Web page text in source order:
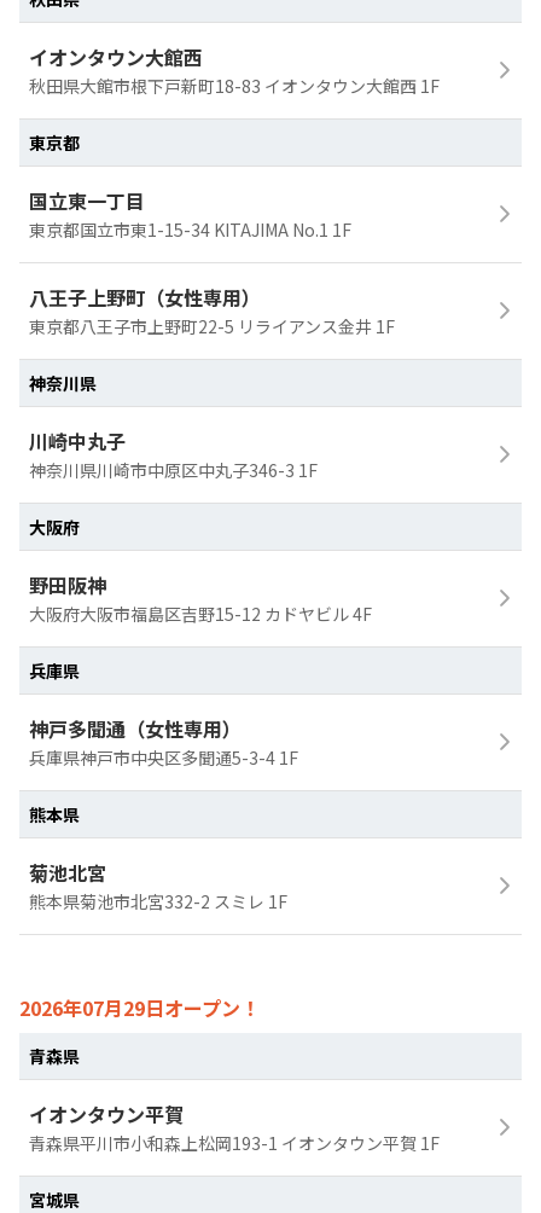
イオンタウン大館西
秋田県大館市根下戸新町18-83 イオンタウン大館西 1F
東京都
国立東一丁目
東京都国立市東1-15-34 KITAJIMA No.1 1F
八王子上野町（女性専用）
東京都八王子市上野町22-5 リライアンス金井 1F
神奈川県
川崎中丸子
神奈川県川崎市中原区中丸子346-3 1F
大阪府
野田阪神
大阪府大阪市福島区吉野15-12 カドヤビル 4F
兵庫県
神戸多聞通（女性専用）
兵庫県神戸市中央区多聞通5-3-4 1F
熊本県
菊池北宮
熊本県菊池市北宮332-2 スミレ 1F
2026年07月29日オープン！
青森県
イオンタウン平賀
青森県平川市小和森上松岡193-1 イオンタウン平賀 1F
宮城県